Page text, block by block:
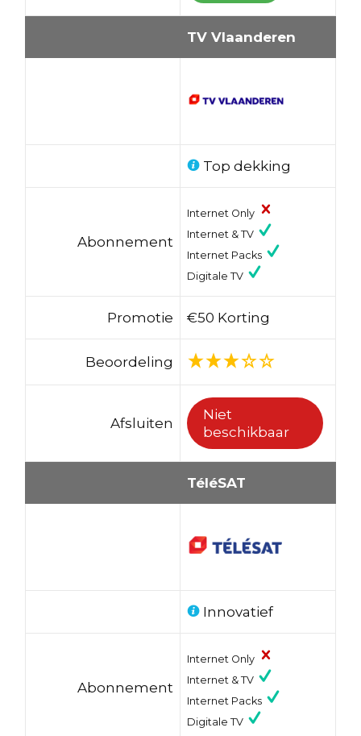
TV Vlaanderen
Top dekking
Abonnement
Internet Only
Internet & TV
Internet Packs
Digitale TV
Promotie €50 Korting
Beoordeling
Afsluiten
Niet
beschikbaar
TéléSAT
Innovatief
Abonnement
Internet Only
Internet & TV
Internet Packs
Digitale TV